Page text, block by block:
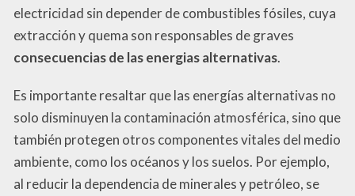
electricidad sin depender de combustibles fósiles, cuya
extracción y quema son responsables de graves
consecuencias de las energias alternativas.
Es importante resaltar que las energías alternativas no
solo disminuyen la contaminación atmosférica, sino que
también protegen otros componentes vitales del medio
ambiente, como los océanos y los suelos. Por ejemplo,
al reducir la dependencia de minerales y petróleo, se